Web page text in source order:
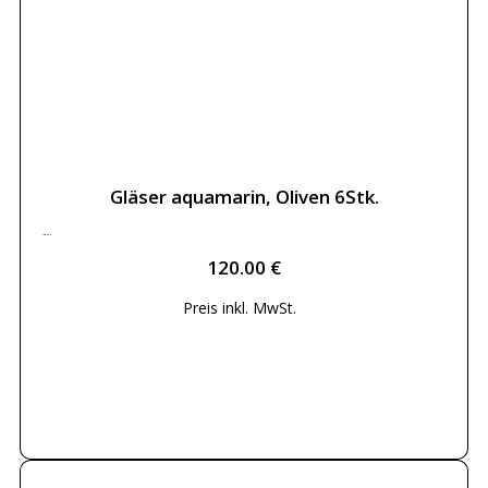
Gläser aquamarin, Oliven 6Stk.
120.00 €
120.00 €
Preis inkl. MwSt.